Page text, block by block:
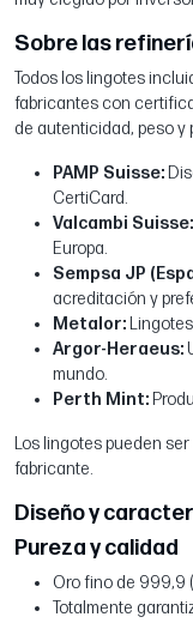
Sobre las
Todos los lingotes
fabricantes con
de autenticidad, peso y
PAMP Suisse:
CertiCard.
Valcambi Suisse:
Europa.
Sempsa JP
acreditación y
Metalor:
Argor-Heraeus:
mundo.
Perth Mint:
Los lingotes pueden
fabricante.
Diseño y
Pureza y calidad
Oro fino de 999,9
Totalmente